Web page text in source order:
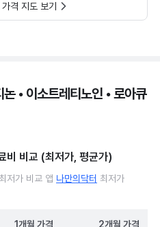
격 지도 보기
• 이소트레티노인 • 로아큐
비 비교 (최저가, 평균가)
저가 비교 앱 나만의닥터 최저가
1개월 가격 2개월 가격